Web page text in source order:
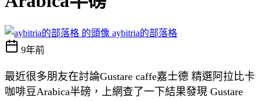
aybitria的部落格
9年前
最近很多朋友在討論Gustare caffe嘉士德 精選阿拉比卡
咖啡豆Arabica半磅，上網查了一下結果發現 Gustare